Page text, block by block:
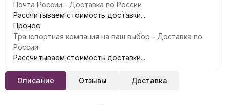
Почта России - Доставка по России
Рассчитываем стоимость доставки...
Прочее
Транспортная компания на ваш выбор - Доставка по
России
Рассчитываем стоимость доставки...
Описание Отзывы Доставка